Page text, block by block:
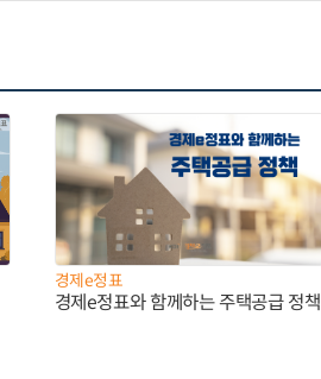
경제e정표
경제e정표와 함께하는 주택공급 정책